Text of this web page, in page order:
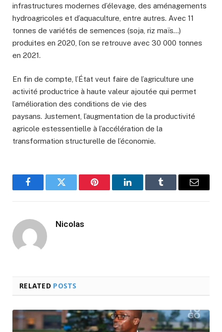
infrastructures modernes d’élevage, des aménagements
hydroagricoles et d’aquaculture, entre autres. Avec 11
tonnes de variétés de semences (soja, riz maïs…)
produites en 2020, l’on se retrouve avec 30 000 tonnes
en 2021.
En fin de compte, l’État veut faire de l’agriculture une
activité productrice à haute valeur ajoutée qui permet
l’amélioration des conditions de vie des
paysans. Justement, l’augmentation de la productivité
agricole estessentielle à l’accélération de la
transformation structurelle de l’économie.
FacebookTwitter Pinterest LinkedInTumblr Email
Nicolas
RELATED POSTS